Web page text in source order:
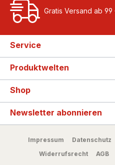
Gratis Versand ab 99
Service
Produktwelten
Shop
Newsletter abonnieren
Impressum Datenschutz
Widerrufsrecht
AGB